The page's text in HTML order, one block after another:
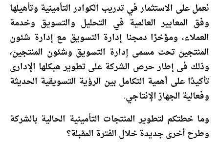
نعمل على الاستثمار في تدريب الكوادر التأمينية وتأهيلها
وفق المعايير العالمية في التحليل والتسويق وخدمة
العملاء، ومؤخرًا دمجنا إدارة التسويق مع إدارة شئون
المنتجين تحت مسمى إدارة التسويق وشئون المنتجين،
وذلك فى إطار حرص الشركة على تطوير هيكلها الإدارى
تأكيدًا على أهمية التكامل بين الرؤية التسويقية الحديثة
وفعالية الجهاز الإنتاجي.
وما خطتكم لتطوير المنتجات التأمينية الحالية بالشركة
وطرح أخرى جديدة خلال الفترة المقبلة؟